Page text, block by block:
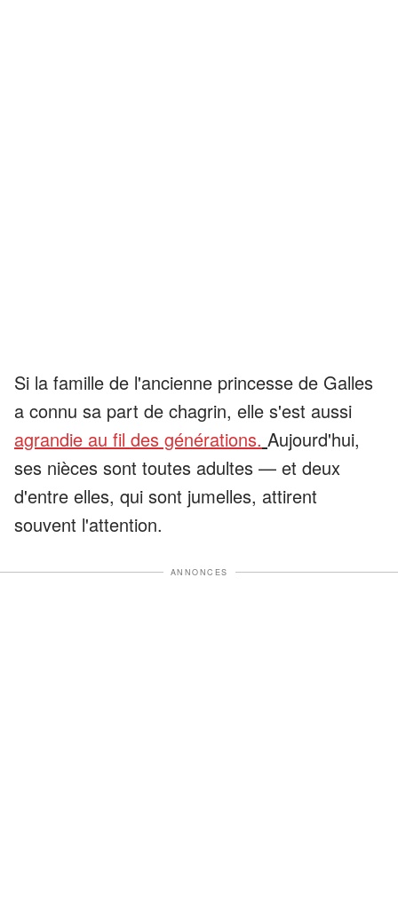
Si la famille de l'ancienne princesse de Galles
a connu sa part de chagrin, elle s'est aussi
agrandie au fil des générations. Aujourd'hui,
ses nièces sont toutes adultes — et deux
d'entre elles, qui sont jumelles, attirent
souvent l'attention.
ANNONCES